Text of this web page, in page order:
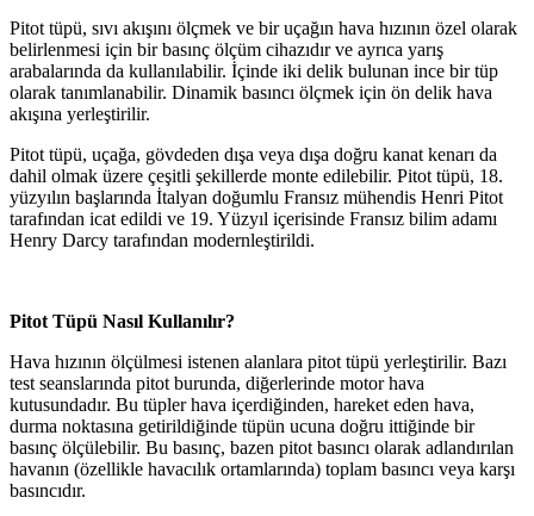
Pitot tüpü, sıvı akışını ölçmek ve bir uçağın hava hızının özel olarak
belirlenmesi için bir basınç ölçüm cihazıdır ve ayrıca yarış
arabalarında da kullanılabilir. İçinde iki delik bulunan ince bir tüp
olarak tanımlanabilir. Dinamik basıncı ölçmek için ön delik hava
akışına yerleştirilir.
Pitot tüpü, uçağa, gövdeden dışa veya dışa doğru kanat kenarı da
dahil olmak üzere çeşitli şekillerde monte edilebilir. Pitot tüpü, 18.
yüzyılın başlarında İtalyan doğumlu Fransız mühendis Henri Pitot
tarafından icat edildi ve 19. Yüzyıl içerisinde Fransız bilim adamı
Henry Darcy tarafından modernleştirildi.
Pitot Tüpü Nasıl Kullanılır?
Hava hızının ölçülmesi istenen alanlara pitot tüpü yerleştirilir. Bazı
test seanslarında pitot burunda, diğerlerinde motor hava
kutusundadır. Bu tüpler hava içerdiğinden, hareket eden hava,
durma noktasına getirildiğinde tüpün ucuna doğru ittiğinde bir
basınç ölçülebilir. Bu basınç, bazen pitot basıncı olarak adlandırılan
havanın (özellikle havacılık ortamlarında) toplam basıncı veya karşı
basıncıdır.